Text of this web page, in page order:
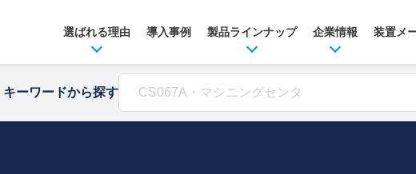
選ばれる理由 導入事例 製品ラインナップ 企業情報 装置メ
キーワードから探す